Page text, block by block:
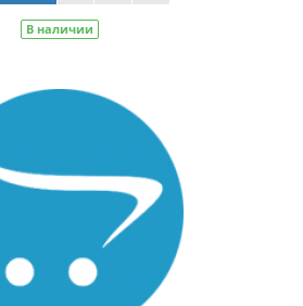
В наличии